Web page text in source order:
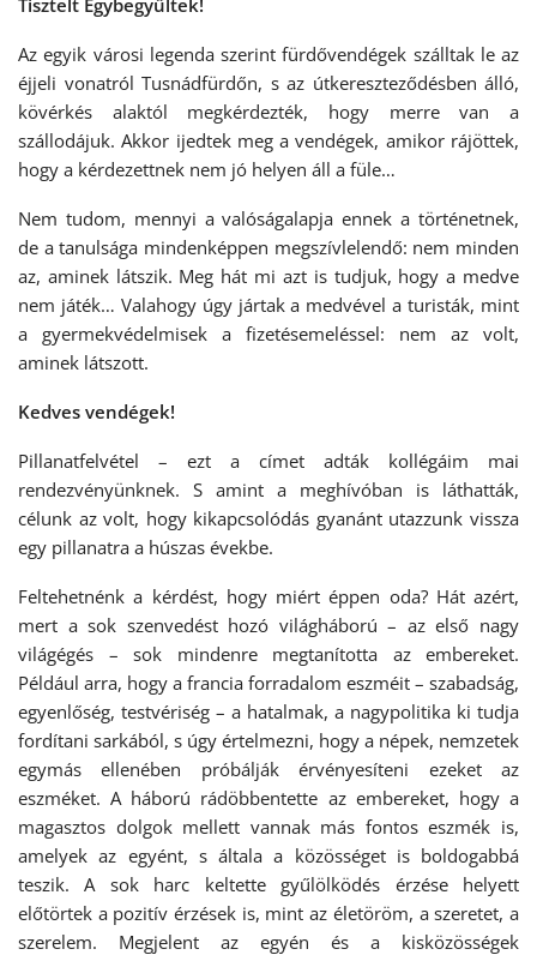
Tisztelt Egybegyűltek!
Az egyik városi legenda szerint fürdővendégek szálltak le az
éjjeli vonatról Tusnádfürdőn, s az útkereszteződésben álló,
kövérkés alaktól megkérdezték, hogy merre van a
szállodájuk. Akkor ijedtek meg a vendégek, amikor rájöttek,
hogy a kérdezettnek nem jó helyen áll a füle…
Nem tudom, mennyi a valóságalapja ennek a történetnek,
de a tanulsága mindenképpen megszívlelendő: nem minden
az, aminek látszik. Meg hát mi azt is tudjuk, hogy a medve
nem játék… Valahogy úgy jártak a medvével a turisták, mint
a gyermekvédelmisek a fizetésemeléssel: nem az volt,
aminek látszott.
Kedves vendégek!
Pillanatfelvétel – ezt a címet adták kollégáim mai
rendezvényünknek. S amint a meghívóban is láthatták,
célunk az volt, hogy kikapcsolódás gyanánt utazzunk vissza
egy pillanatra a húszas évekbe.
Feltehetnénk a kérdést, hogy miért éppen oda? Hát azért,
mert a sok szenvedést hozó világháború – az első nagy
világégés – sok mindenre megtanította az embereket.
Például arra, hogy a francia forradalom eszméit – szabadság,
egyenlőség, testvériség – a hatalmak, a nagypolitika ki tudja
fordítani sarkából, s úgy értelmezni, hogy a népek, nemzetek
egymás ellenében próbálják érvényesíteni ezeket az
eszméket. A háború rádöbbentette az embereket, hogy a
magasztos dolgok mellett vannak más fontos eszmék is,
amelyek az egyént, s általa a közösséget is boldogabbá
teszik. A sok harc keltette gyűlölködés érzése helyett
előtörtek a pozitív érzések is, mint az életöröm, a szeretet, a
szerelem. Megjelent az egyén és a kisközösségek